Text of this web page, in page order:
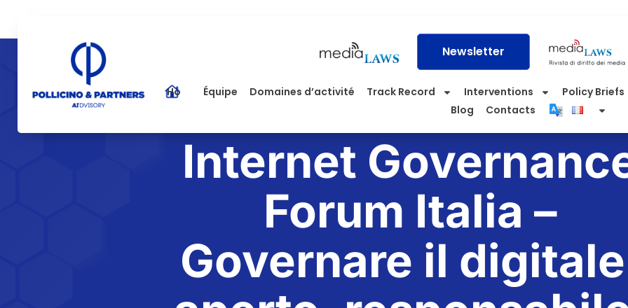
Newsletter
Home Équipe Domaines d’activité Track Record Interventions
Policy Briefs
Blog
Contacts
Internet
Forum Italia –
Governare il